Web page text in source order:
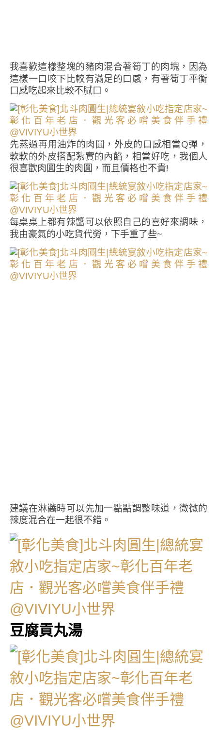
我喜歡這樣整塊的豬肉混合著筍丁的肉塊，因為
這樣一口咬下比較有滿足的口感，有著筍丁平衡
口感吃起來比較不膩口。
先蒸過再用油炸的肉圓，外皮的口感相當Q彈，
軟軟的外皮搭配紮實的內餡，相當好吃，我個人
很喜歡肉圓生的肉圓，而且價格也不貴!
每桌桌上都有辣醬可以依照自己的喜好來調味，
我由豪氣的小吃貨代勞，下手重了些~
建議在淋醬時可以先加一點點調整味道，微微的
辣度混合在一起很不錯。
豆腐貢丸湯